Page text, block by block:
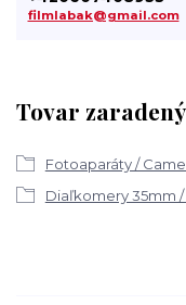
Tovar
Fotoaparáty /
Diaľkomery 35mm
filmlabak@gmail.com